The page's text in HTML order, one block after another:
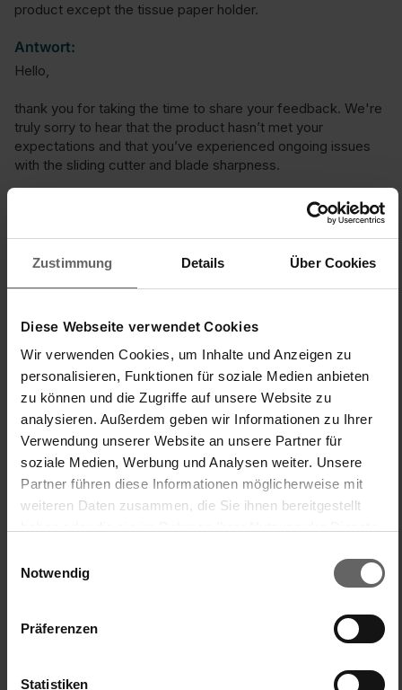
Zustimmung Details Über Cookies
Diese Webseite verwendet Cookies
Wir verwenden Cookies, um Inhalte und Anzeigen zu
personalisieren, Funktionen für soziale Medien anbieten
zu können und die Zugriffe auf unsere Website zu
analysieren. Außerdem geben wir Informationen zu Ihrer
Verwendung unserer Website an unsere Partner für
soziale Medien, Werbung und Analysen weiter. Unsere
Partner führen diese Informationen möglicherweise mit
weiteren Daten zusammen, die Sie ihnen bereitgestellt
Cookies, wenn Sie unsere Webseite weiterhin nutzen.
Notwendig
Präferenzen
Statistiken
product except the tissue paper holder.
Antwort:
Hello,
thank you for taking the time to share your feedback. We're
truly sorry to hear that the product hasn’t met your
expectations and that you’ve experienced ongoing issues
with the sliding cutter and blade sharpness.
Your comments are important to us and help us improve.
We’re currently working on enhancing the quality and
functionality of our products, and your input will definitely be
taken into account.
Best Regards
Kim,Kim
War diese Bewertung hilfreich? Ja Melden Teilen vor einem Jahr
S
wirkt sehr billig-schlecht gemacht
kam schon verkratzt bei mir an. Der Rollenhalter macht leider